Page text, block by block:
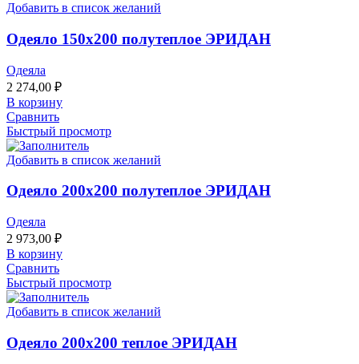
Добавить в список желаний
Одеяло 150х200 полутеплое ЭРИДАН
Одеяла
2 274,00 ₽
В корзину
Сравнить
Быстрый просмотр
Добавить в список желаний
Одеяло 200х200 полутеплое ЭРИДАН
Одеяла
2 973,00 ₽
В корзину
Сравнить
Быстрый просмотр
Добавить в список желаний
Одеяло 200х200 теплое ЭРИДАН